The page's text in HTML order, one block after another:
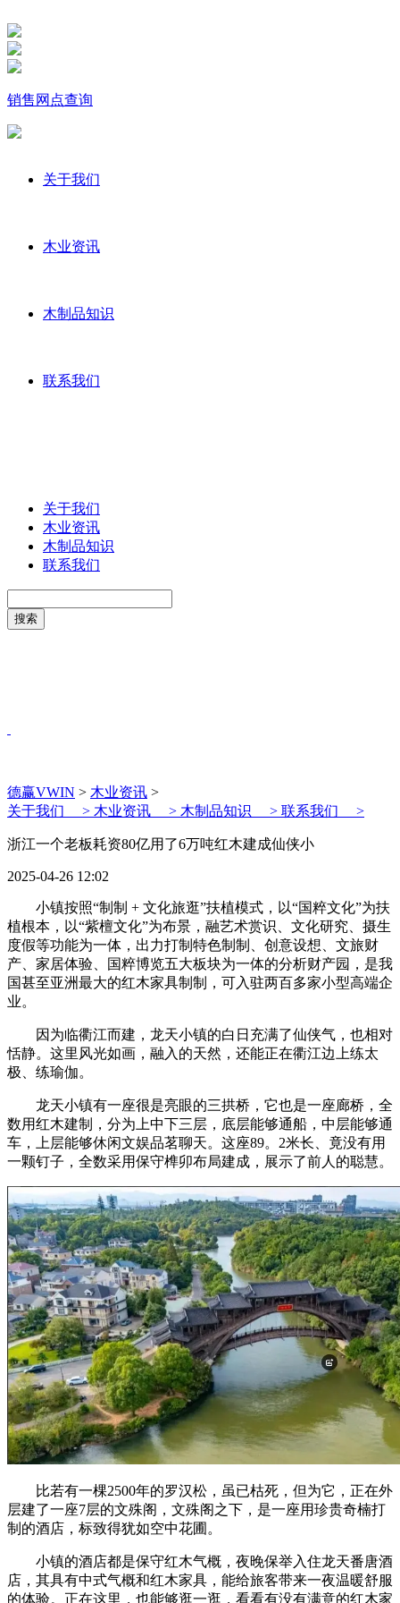
销售网点查询
关于我们
木业资讯
木制品知识
联系我们
关于我们
木业资讯
木制品知识
联系我们
德赢VWIN > 木业资讯 >
关于我们 > 木业资讯 > 木制品知识 > 联系我们 >
浙江一个老板耗资80亿用了6万吨红木建成仙侠小
2025-04-26 12:02
小镇按照“制制 + 文化旅逛”扶植模式，以“国粹文化”为扶
植根本，以“紫檀文化”为布景，融艺术赏识、文化研究、摄生
度假等功能为一体，出力打制特色制制、创意设想、文旅财
产、家居体验、国粹博览五大板块为一体的分析财产园，是我
国甚至亚洲最大的红木家具制制，可入驻两百多家小型高端企
业。
因为临衢江而建，龙天小镇的白日充满了仙侠气，也相对
恬静。这里风光如画，融入的天然，还能正在衢江边上练太
极、练瑜伽。
龙天小镇有一座很是亮眼的三拱桥，它也是一座廊桥，全
数用红木建制，分为上中下三层，底层能够通船，中层能够通
车，上层能够休闲文娱品茗聊天。这座89。2米长、竟没有用
一颗钉子，全数采用保守榫卯布局建成，展示了前人的聪慧。
比若有一棵2500年的罗汉松，虽已枯死，但为它，正在外
层建了一座7层的文殊阁，文殊阁之下，是一座用珍贵奇楠打
制的酒店，标致得犹如空中花圃。
小镇的酒店都是保守红木气概，夜晚保举入住龙天番唐酒
店，其具有中式气概和红木家具，能给旅客带来一夜温暖舒服
的体验。正在这里，也能够逛一逛，看看有没有满意的红木家